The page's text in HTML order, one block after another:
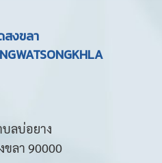
สงขลา
บลบ่อยาง
ขลา 90000